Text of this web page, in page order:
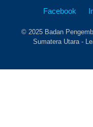
Facebook
© 2025 Badan
Sumatera Utara -